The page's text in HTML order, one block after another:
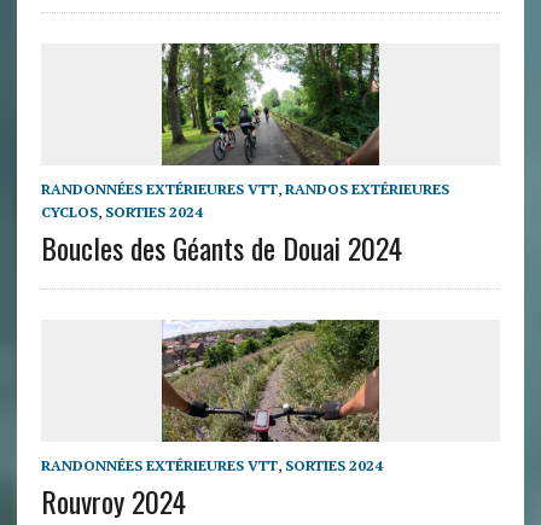
RANDONNÉES EXTÉRIEURES VTT, RANDOS EXTÉRIEURES
CYCLOS, SORTIES 2024
Boucles des Géants de Douai 2024
RANDONNÉES EXTÉRIEURES VTT, SORTIES 2024
Rouvroy 2024